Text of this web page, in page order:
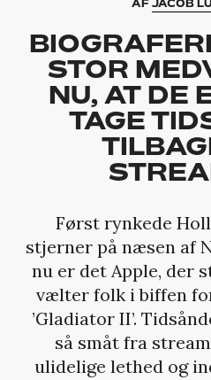
AFJACOB
STOR
NU, AT DE
TAGE
Først rynkede
stjerner på næsen af
nu er det Apple, der
vælter folk i biffen for
’Gladiator II’.
så småt fra
ulidelige lethed og